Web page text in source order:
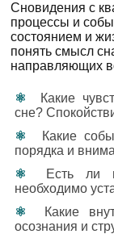
Сновидения с
процессы и
состоянием и
понять смысл
направляющих
Какие
сне?
Какие
порядка и
Есть ли
необходимо
Какие
осознания и